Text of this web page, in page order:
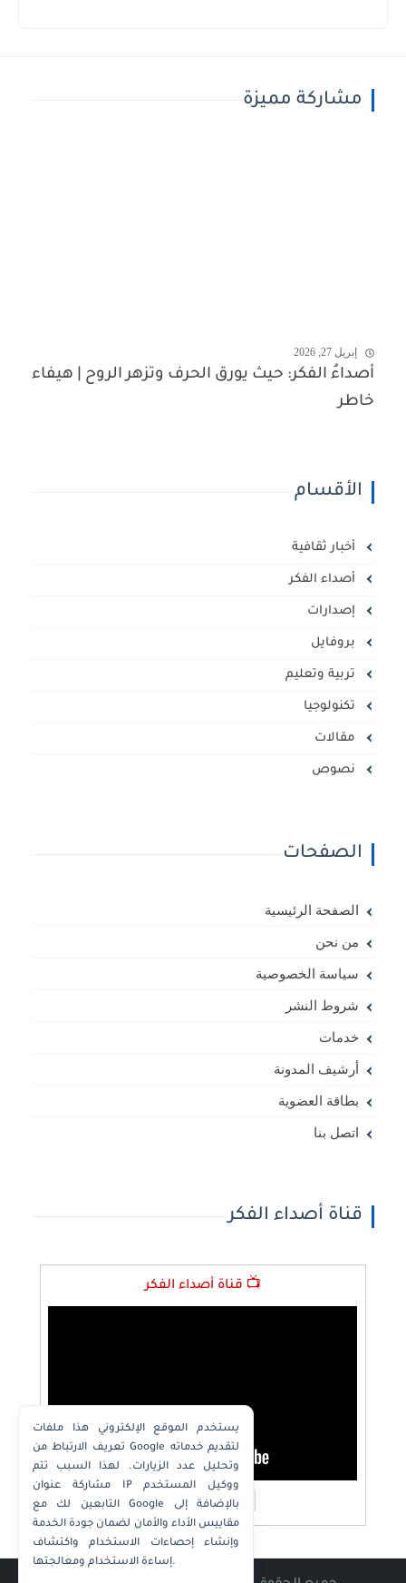
مشاركة مميزة
إبريل 27, 2026
أصداءُ الفكر: حيث يورق الحرف وتزهر الروح | هيفاء
خاطر
الأقسام
أخبار ثقافية
أصداء الفكر
إصدارات
بروفايل
تربية وتعليم
تكنولوجيا
مقالات
نصوص
الصفحات
الصفحة الرئيسية
من نحن
سياسة الخصوصية
شروط النشر
خدمات
أرشيف المدونة
بطاقة العضوية
اتصل بنا
قناة أصداء الفكر
📺 قناة أصداء الفكر
يستخدم الموقع الإلكتروني هذا ملفات
تعريف الارتباط من Google لتقديم خدماته
وتحليل عدد الزيارات. لهذا السبب تتم
مشاركة عنوان IP ووكيل المستخدم
التابعين لك مع Google بالإضافة إلى
مقاييس الأداء والأمان لضمان جودة الخدمة
وإنشاء إحصاءات الاستخدام واكتشاف
إساءة الاستخدام ومعالجتها.